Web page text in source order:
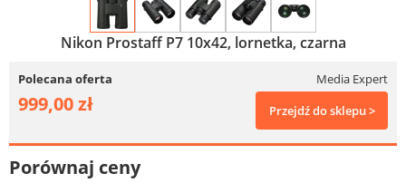
Nikon Prostaff P7 10x42, lornetka, czarna
Polecana oferta Media Expert
999,00 zł Przejdź do sklepu >
Porównaj ceny